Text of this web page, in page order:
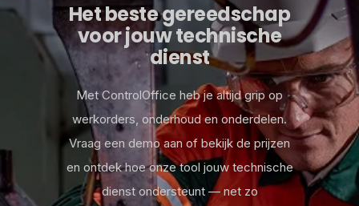
Het beste gereedschap
voor jouw technische
dienst
Met ControlOffice heb je altijd grip op
werkorders, onderhoud en onderdelen.
Vraag een demo aan of bekijk de prijzen
en ontdek hoe onze tool jouw technische
dienst ondersteunt — net zo